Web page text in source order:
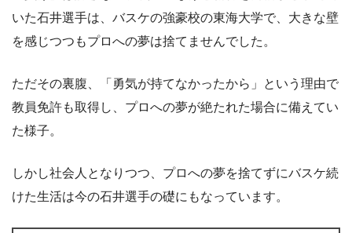
いた石井選手は、バスケの強豪校の東海大学で、大きな壁
を感じつつもプロへの夢は捨てませんでした。
ただその裏腹、「勇気が持てなかったから」という理由で
教員免許も取得し、プロへの夢が絶たれた場合に備えてい
た様子。
しかし社会人となりつつ、プロへの夢を捨てずにバスケ続
けた生活は今の石井選手の礎にもなっています。